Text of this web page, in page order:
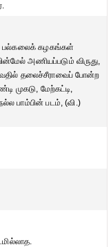
பல்கலைக் கழகங்கள்
அணியப்படும் விருது,
தலைச்சீராவைப் போன்ற
முகடு, மேற்கட்டி,
பாம்பின் படம், (வி.)